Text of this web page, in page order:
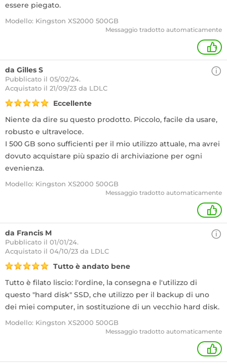
essere piegato.
Modello: Kingston XS2000 500GB
Messaggio tradotto automaticamente
+
da Gilles S
Pubblicato il 05/02/24.
Acquistato il 21/09/23 da LDLC
Eccellente
Niente da dire su questo prodotto. Piccolo, facile da usare,
robusto e ultraveloce.
I 500 GB sono sufficienti per il mio utilizzo attuale, ma avrei
dovuto acquistare più spazio di archiviazione per ogni
evenienza.
Modello: Kingston XS2000 500GB
Messaggio tradotto automaticamente
+
da Francis M
Pubblicato il 01/01/24.
Acquistato il 04/10/23 da LDLC
Tutto è andato bene
Tutto è filato liscio: l'ordine, la consegna e l'utilizzo di
questo "hard disk" SSD, che utilizzo per il backup di uno
dei miei computer, in sostituzione di un vecchio hard disk.
Modello: Kingston XS2000 500GB
Messaggio tradotto automaticamente
+